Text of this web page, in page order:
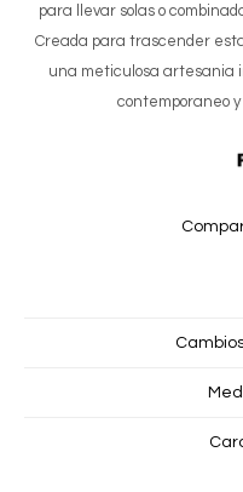
para llevar solas o
Creada para trascender
una meticulosa artesania
contemporaneo